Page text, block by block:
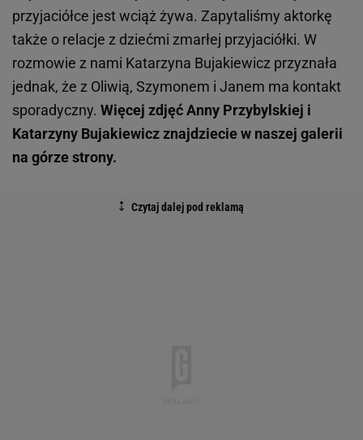
przyjaciółce jest wciąż żywa. Zapytaliśmy aktorkę
także o relacje z dziećmi zmarłej przyjaciółki. W
rozmowie z nami Katarzyna Bujakiewicz przyznała
jednak, że z Oliwią, Szymonem i Janem ma kontakt
sporadyczny. Więcej zdjęć Anny Przybylskiej i
Katarzyny Bujakiewicz znajdziecie w naszej galerii
na górze strony.